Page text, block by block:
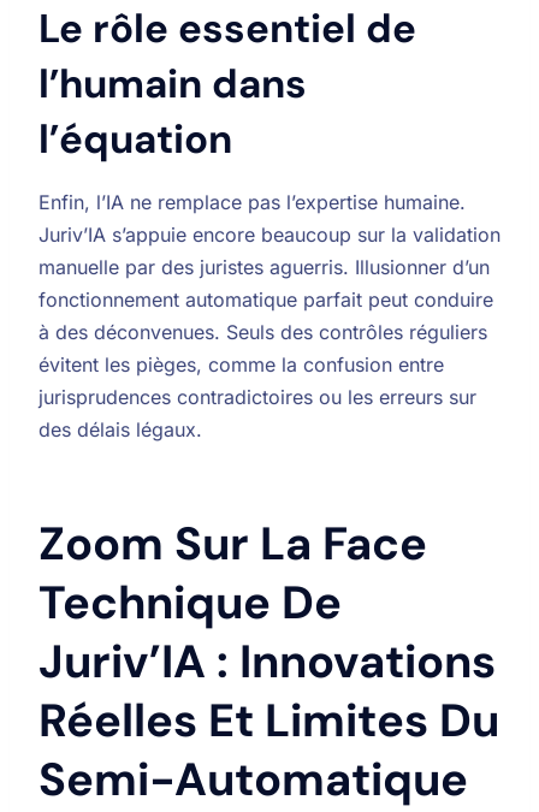
Le rôle essentiel de
l’humain dans
l’équation
Enfin, l’IA ne remplace pas l’expertise humaine.
Juriv’IA s’appuie encore beaucoup sur la validation
manuelle par des juristes aguerris. Illusionner d’un
fonctionnement automatique parfait peut conduire
à des déconvenues. Seuls des contrôles réguliers
évitent les pièges, comme la confusion entre
jurisprudences contradictoires ou les erreurs sur
des délais légaux.
Zoom Sur La Face
Technique De
Juriv’IA : Innovations
Réelles Et Limites Du
Semi-Automatique